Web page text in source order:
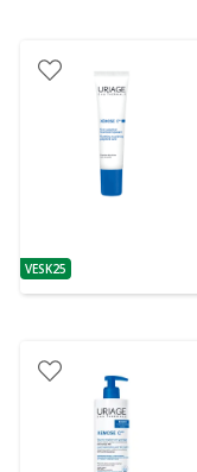
patarimas
VESK25